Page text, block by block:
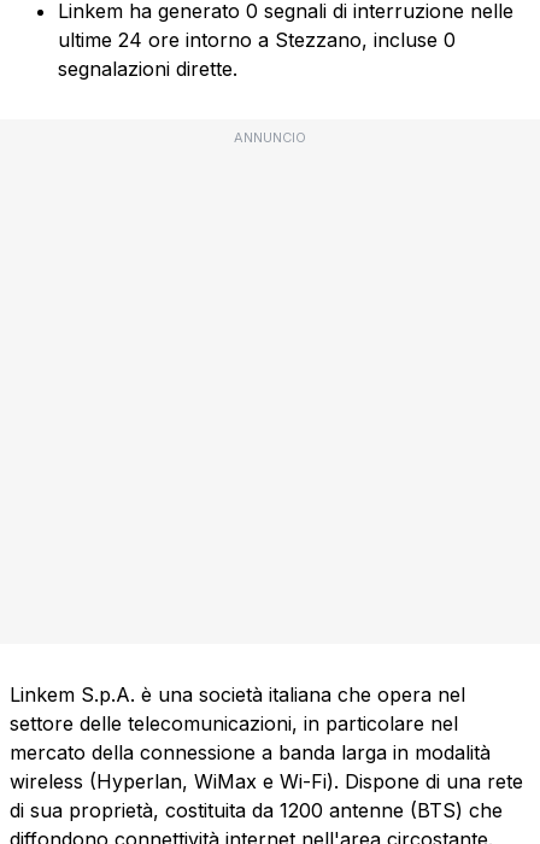
Linkem ha generato 0 segnali di interruzione nelle
ultime 24 ore intorno a Stezzano, incluse 0
segnalazioni dirette.
ANNUNCIO
Linkem S.p.A. è una società italiana che opera nel
settore delle telecomunicazioni, in particolare nel
mercato della connessione a banda larga in modalità
wireless (Hyperlan, WiMax e Wi-Fi). Dispone di una rete
di sua proprietà, costituita da 1200 antenne (BTS) che